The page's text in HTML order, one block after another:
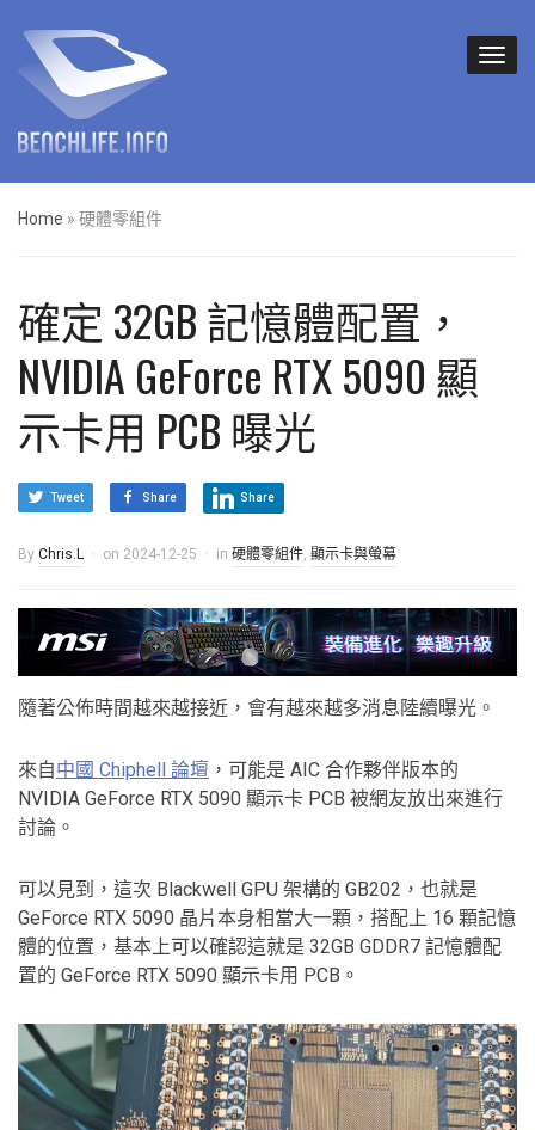
Home » 硬體零組件
確定 32GB 記憶體配置，
NVIDIA GeForce RTX 5090 顯
示卡用 PCB 曝光
Tweet Share Share
By Chris.L on 2024-12-25 in 硬體零組件, 顯示卡與螢幕
隨著公佈時間越來越接近，會有越來越多消息陸續曝光。
來自中國 Chiphell 論壇 ，可能是 AIC 合作夥伴版本的
NVIDIA GeForce RTX 5090 顯示卡 PCB 被網友放出來進行
討論。
可以見到，這次 Blackwell GPU 架構的 GB202，也就是
GeForce RTX 5090 晶片本身相當大一顆，搭配上 16 顆記憶
體的位置，基本上可以確認這就是 32GB GDDR7 記憶體配
置的 GeForce RTX 5090 顯示卡用 PCB。